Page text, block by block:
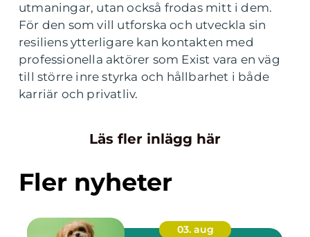
utmaningar, utan också frodas mitt i dem.
För den som vill utforska och utveckla sin
resiliens ytterligare kan kontakten med
professionella aktörer som Exist vara en väg
till större inre styrka och hållbarhet i både
karriär och privatliv.
Läs fler inlägg här
Fler nyheter
03. aug